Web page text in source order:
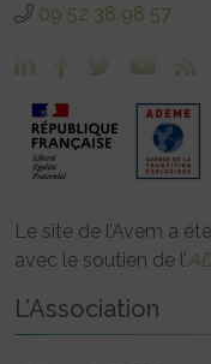
09 52 38 98 57
Le site de l’Avem a
avec le soutien de l’
L’Association